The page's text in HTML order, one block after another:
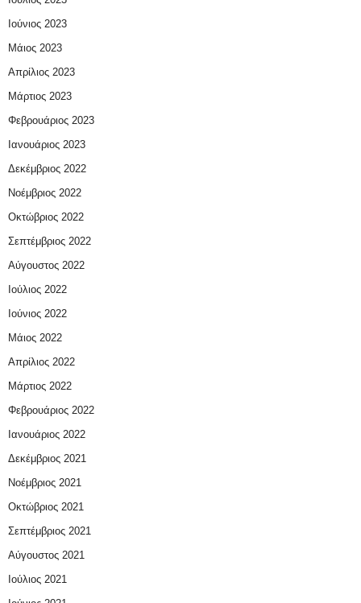
Ιούνιος 2023
Μάιος 2023
Απρίλιος 2023
Μάρτιος 2023
Φεβρουάριος 2023
Ιανουάριος 2023
Δεκέμβριος 2022
Νοέμβριος 2022
Οκτώβριος 2022
Σεπτέμβριος 2022
Αύγουστος 2022
Ιούλιος 2022
Ιούνιος 2022
Μάιος 2022
Απρίλιος 2022
Μάρτιος 2022
Φεβρουάριος 2022
Ιανουάριος 2022
Δεκέμβριος 2021
Νοέμβριος 2021
Οκτώβριος 2021
Σεπτέμβριος 2021
Αύγουστος 2021
Ιούλιος 2021